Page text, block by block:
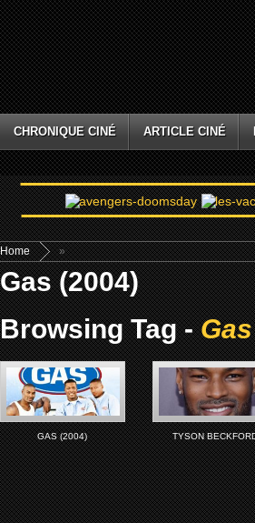
CHRONIQUE CINÉ ARTICLE CINÉ
Home »
Gas (2004)
Browsing Tag -
GAS (2004) TYSON